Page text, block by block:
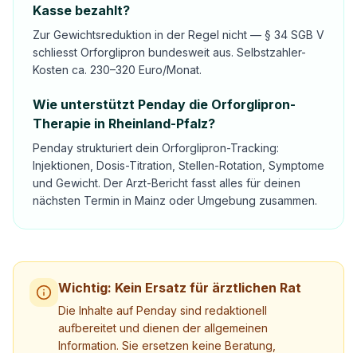
Kasse bezahlt?
Zur Gewichtsreduktion in der Regel nicht — § 34 SGB V
schliesst Orforglipron bundesweit aus. Selbstzahler-
Kosten ca. 230–320 Euro/Monat.
Wie unterstützt Penday die Orforglipron-
Therapie in Rheinland-Pfalz?
Penday strukturiert dein Orforglipron-Tracking:
Injektionen, Dosis-Titration, Stellen-Rotation, Symptome
und Gewicht. Der Arzt-Bericht fasst alles für deinen
nächsten Termin in Mainz oder Umgebung zusammen.
Wichtig: Kein Ersatz für ärztlichen Rat
Die Inhalte auf Penday sind redaktionell
aufbereitet und dienen der allgemeinen
Information. Sie ersetzen keine Beratung,